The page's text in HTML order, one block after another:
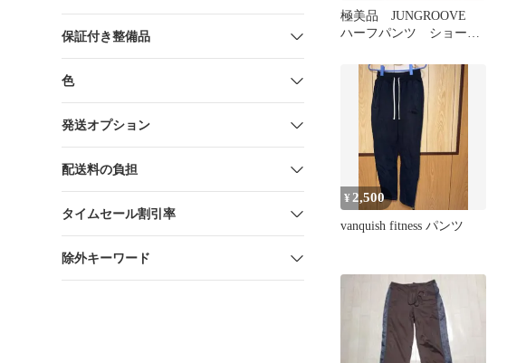
保証付き整備品
色
発送オプション
配送料の負担
タイムセール割引率
除外キーワード
極美品 JUNGROOVE
ハーフパンツ ショート
¥ 2,500
vanquish fitness パンツ